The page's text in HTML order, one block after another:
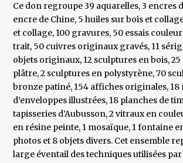
Ce don regroupe 39 aquarelles, 3 encres
encre de Chine, 5 huiles sur bois et
et collage, 100 gravures, 50 essais
trait, 50 cuivres originaux gravés, 11
objets originaux, 12 sculptures en bois,
plâtre, 2 sculptures en polystyrène, 70
bronze patiné, 154 affiches originales,
d’enveloppes illustrées, 18 planches de
tapisseries d’Aubusson, 2 vitraux en
en résine peinte, 1 mosaïque, 1 fontaine
photos et 8 objets divers. Cet ensemble
large éventail des techniques utilisées par